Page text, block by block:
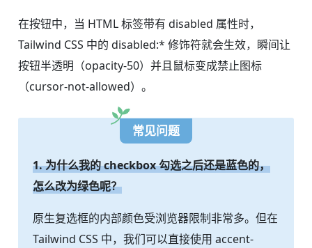
在按钮中，当 HTML 标签带有 disabled 属性时，
Tailwind CSS 中的 disabled:* 修饰符就会生效，瞬间让
按钮半透明（opacity-50）并且鼠标变成禁止图标
（cursor-not-allowed）。
常见问题
1. 为什么我的 checkbox 勾选之后还是蓝色的，
怎么改为绿色呢？
原生复选框的内部颜色受浏览器限制非常多。但在
Tailwind CSS 中，我们可以直接使用 accent-